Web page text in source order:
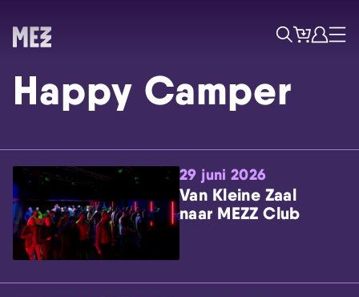
Skip navigatie
ZoekTicketsAccount
Menu
Happy Camper
29 juni 2026
Van Kleine Zaal
naar MEZZ Club